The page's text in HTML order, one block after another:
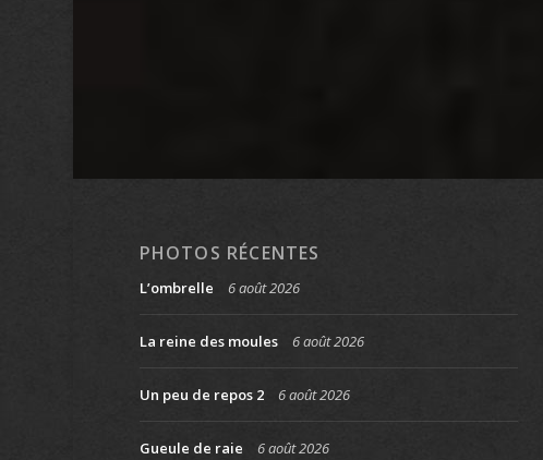
PHOTOS RÉCENTES
L’ombrelle 6 août 2026
La reine des moules 6 août 2026
Un peu de repos 2 6 août 2026
Gueule de raie 6 août 2026